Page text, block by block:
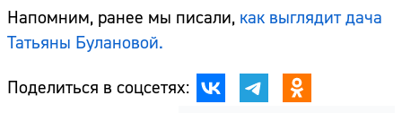
Напомним, ранее мы писали, как выглядит дача
Татьяны Булановой.
Поделиться в соцсетях: